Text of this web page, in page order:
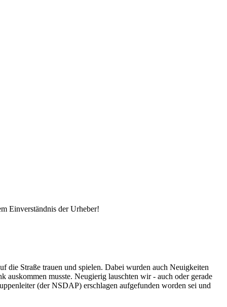
Einverständnis der Urheber!
die Straße trauen und spielen. Dabei wurden auch Neuigkeiten
musste. Neugierig lauschten wir - auch oder gerade
(der NSDAP) erschlagen aufgefunden worden sei und